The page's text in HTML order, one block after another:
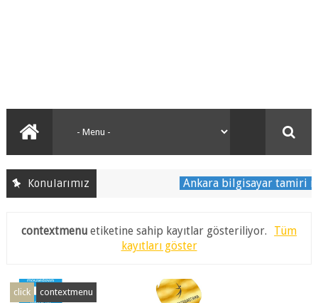
Konularımız Ankara bilgisayar tamiri
contextmenuetiketine sahip kayıtlar gösteriliyor.
Tüm
kayıtları göster
click contextmenu